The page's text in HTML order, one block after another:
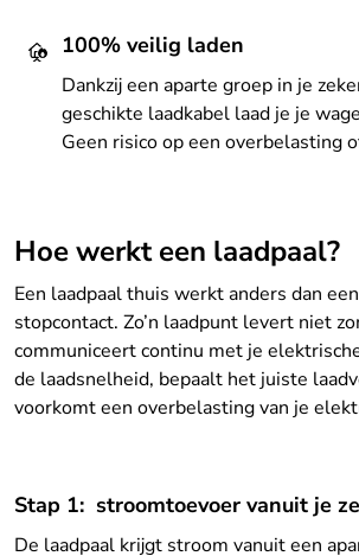
100% veilig laden
Dankzij een aparte groep in je
geschikte laadkabel laad je je
Geen risico op een overbelasting
Hoe werkt een laadpaal?
Een laadpaal thuis werkt anders dan
stopcontact. Zo’n laadpunt levert niet
communiceert continu met je
de laadsnelheid, bepaalt het juiste
voorkomt een overbelasting van je
Stap 1: stroomtoevoer vanuit je
De laadpaal krijgt stroom vanuit een